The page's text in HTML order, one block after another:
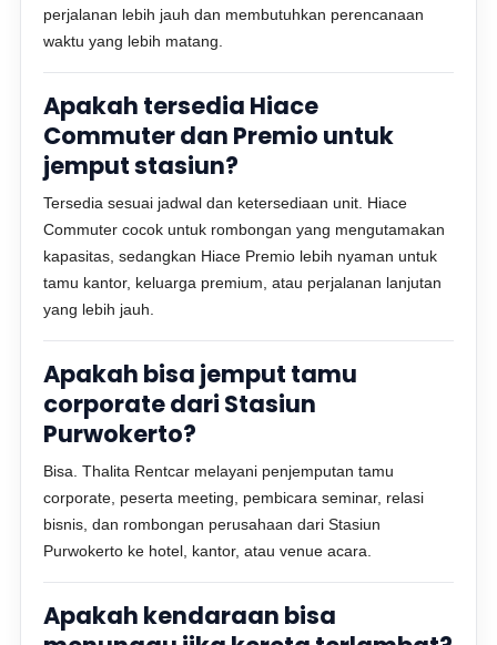
perjalanan lebih jauh dan membutuhkan perencanaan
waktu yang lebih matang.
Apakah tersedia Hiace
Commuter dan Premio untuk
jemput stasiun?
Tersedia sesuai jadwal dan ketersediaan unit. Hiace
Commuter cocok untuk rombongan yang mengutamakan
kapasitas, sedangkan Hiace Premio lebih nyaman untuk
tamu kantor, keluarga premium, atau perjalanan lanjutan
yang lebih jauh.
Apakah bisa jemput tamu
corporate dari Stasiun
Purwokerto?
Bisa. Thalita Rentcar melayani penjemputan tamu
corporate, peserta meeting, pembicara seminar, relasi
bisnis, dan rombongan perusahaan dari Stasiun
Purwokerto ke hotel, kantor, atau venue acara.
Apakah kendaraan bisa